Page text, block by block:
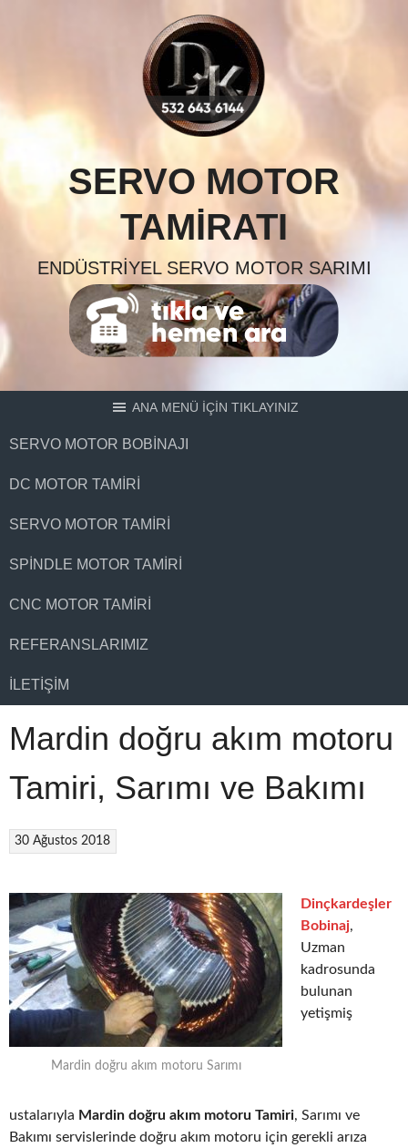
SERVO MOTOR
TAMIRATI
ENDÜSTRIYEL SERVO MOTOR SARIMI
ANA MENÜ İÇİN TIKLAYINIZ
SERVO MOTOR BOBINAJI
DC MOTOR TAMIRI
SERVO MOTOR TAMIRI
SPINDLE MOTOR TAMIRI
CNC MOTOR TAMIRI
REFERANSLARIMIZ
İLETIŞIM
Mardin doğru akım motoru
Tamiri, Sarımı ve Bakımı
30 Ağustos 2018
Mardin doğru akım motoru Sarımı
Dinçkardeşler
Bobinaj,
Uzman
kadrosunda
bulunan
yetişmiş
ustalarıyla Mardin doğru akım motoru Tamiri, Sarımı ve
Bakımı servislerinde doğru akım motoru için gerekli arıza